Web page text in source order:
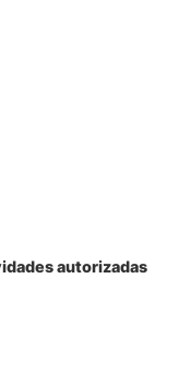
autorizadas